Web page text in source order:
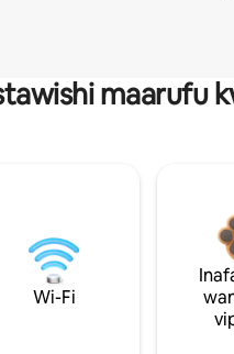
maarufu
Wi-Fi